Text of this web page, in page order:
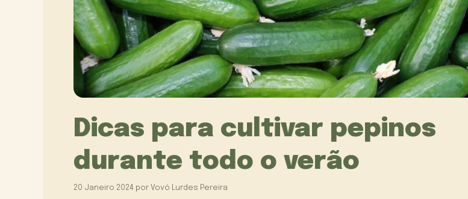
Dicas para cultivar pepinos
durante todo o verão
20 Janeiro 2024 por Vovó Lurdes Pereira